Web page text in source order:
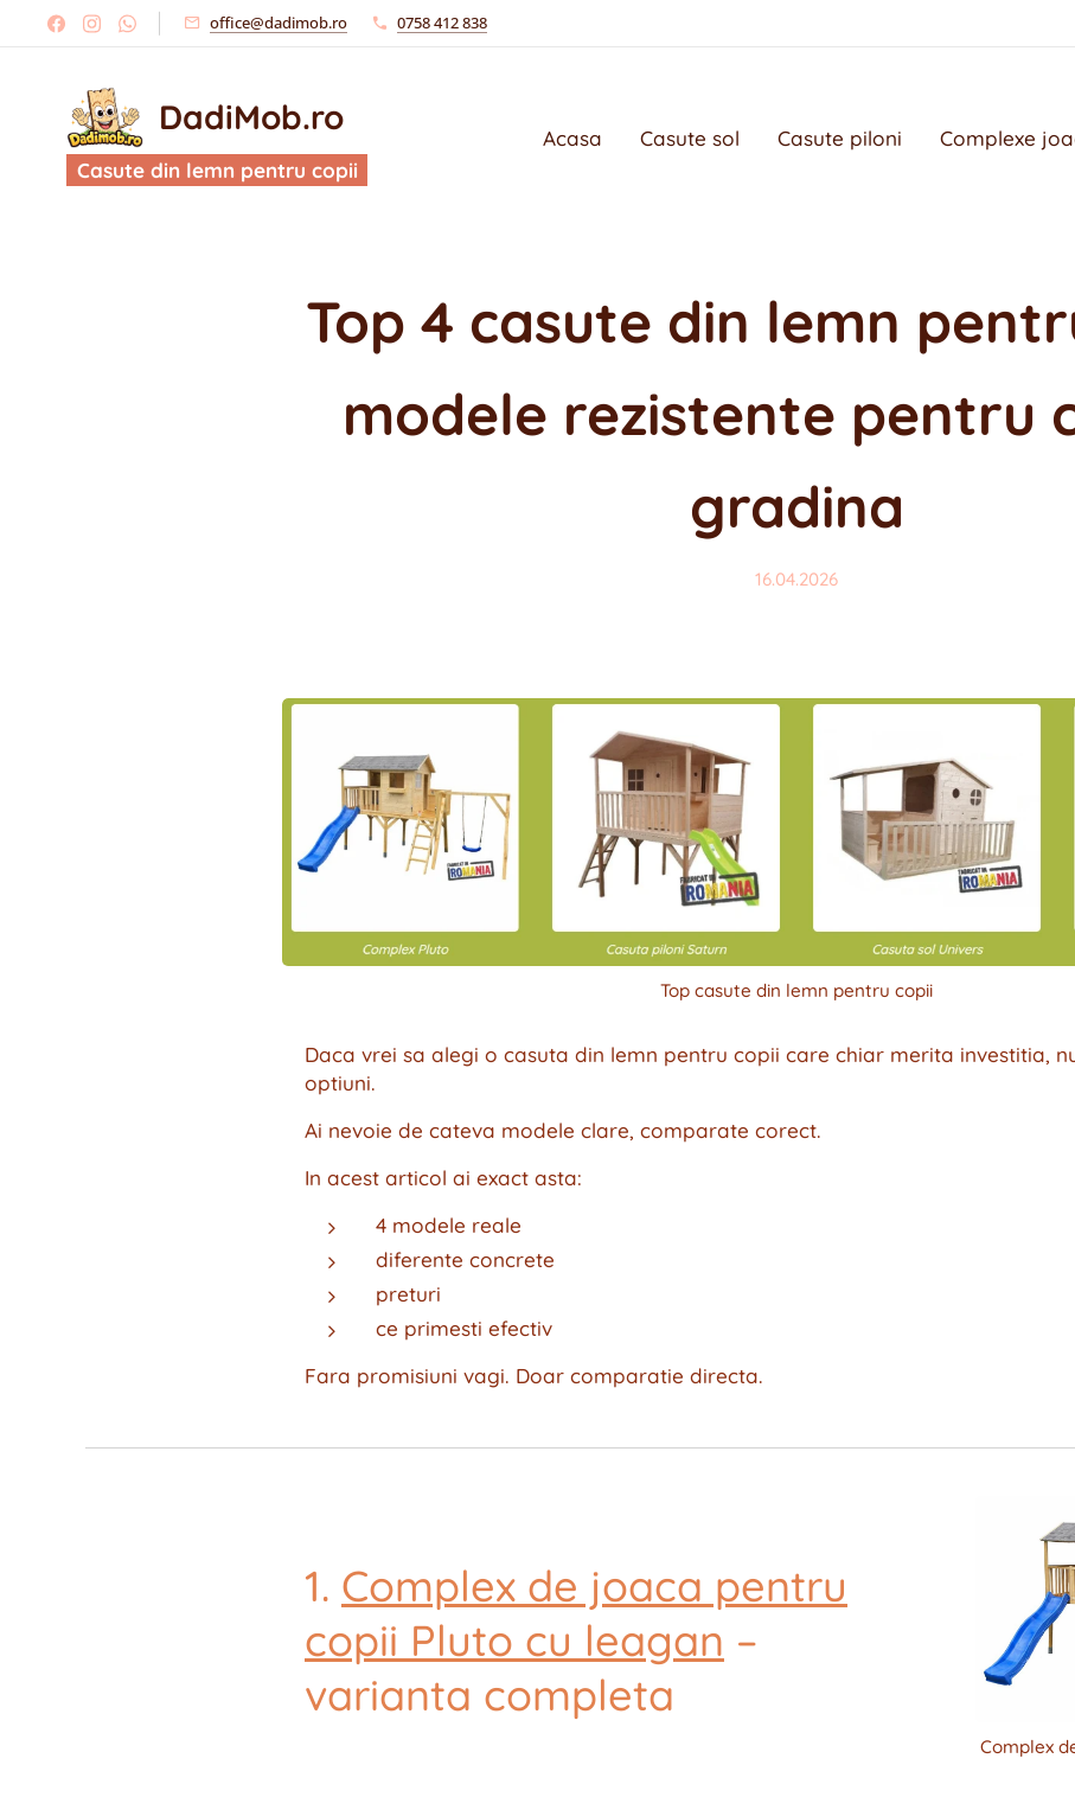
office@dadimob.ro 0758 412 838
DadiMob.ro
Casute din lemn pentru copii
Acasa Casute sol Casute piloni Complexe
Top 4 casute din lemn
modele rezistente pentru
gradina
16.04.2026
Top casute din lemn pentru copii
Daca vrei sa alegi o casuta din lemn pentru copii care chiar merita investitia,
optiuni.
Ai nevoie de cateva modele clare, comparate corect.
In acest articol ai exact asta:
4 modele reale
diferente concrete
preturi
ce primesti efectiv
Fara promisiuni vagi. Doar comparatie directa.
Complex
1. Complex de joaca pentru
copii Pluto cu leagan –
varianta completa